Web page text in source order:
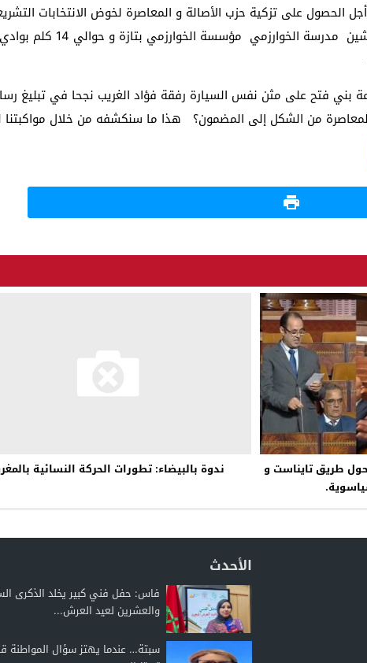
الحصول على تزكية حزب الأصالة و المعاصرة لخوض الانتخابات
تناغم و انسجام
بني فتح على مثن نفس السيارة رفقة فؤاد الغريب نجحا في
من الشكل إلى المضمون؟ هذا ما سنكشفه من خلال مواكبتنا
حول طريق تايناست و
ندوة بالبيضاء: تطورات الحركة النسائية بالمغرب
الأحدث
فاس: حفل فني كبير يخلد الذكرى
والعشرين لعيد العرش...
سبتة… عندما يهتز سؤال المواطنة